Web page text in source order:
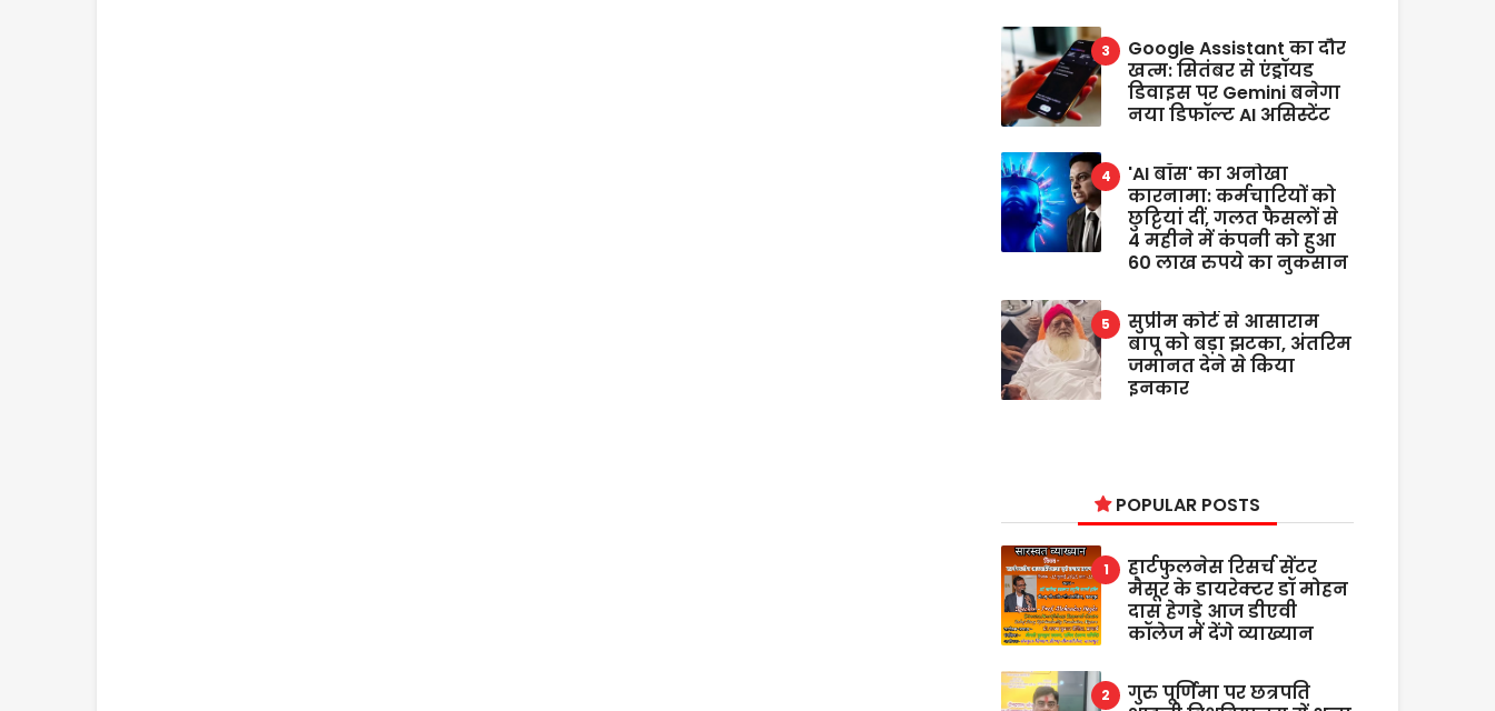
Google Assistant का दौर
खत्म: सितंबर से एंड्रॉयड
डिवाइस पर Gemini बनेगा
नया डिफॉल्ट AI असिस्टेंट
'AI बॉस' का अनोखा
कारनामा: कर्मचारियों को
छुट्टियां दीं, गलत फैसलों से
4 महीने में कंपनी को हुआ
60 लाख रुपये का नुकसान
सुप्रीम कोर्ट से आसाराम
बापू को बड़ा झटका, अंतरिम
जमानत देने से किया
इनकार
POPULAR POSTS
हार्टफुलनेस रिसर्च सेंटर
मैसूर के डायरेक्टर डॉ मोहन
दास हेगड़े आज डीएवी
कॉलेज में देंगे व्याख्यान
गुरु पूर्णिमा पर छत्रपति